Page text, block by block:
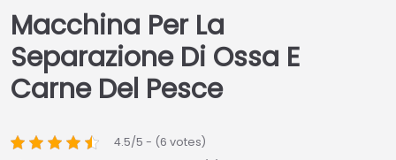
Macchina Per La
Separazione Di Ossa E
Carne Del Pesce
4.5/5 - (6 votes)